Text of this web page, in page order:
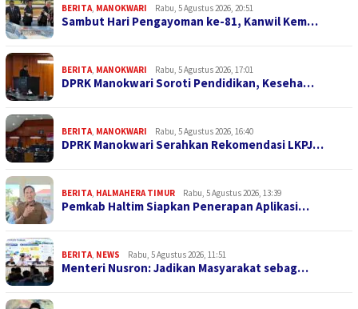
BERITA MANOKWARI Rabu, 5 Agustus 2026, 20:51
Sambut Hari Pengayoman ke-81, Kanwil Kem…
BERITA MANOKWARI Rabu, 5 Agustus 2026, 17:01
DPRK Manokwari Soroti Pendidikan, Keseha…
BERITA MANOKWARI Rabu, 5 Agustus 2026, 16:40
DPRK Manokwari Serahkan Rekomendasi LKPJ…
BERITA HALMAHERA TIMUR Rabu, 5 Agustus 2026, 13:39
Pemkab Haltim Siapkan Penerapan Aplikasi…
BERITA NEWS Rabu, 5 Agustus 2026, 11:51
Menteri Nusron: Jadikan Masyarakat sebag…